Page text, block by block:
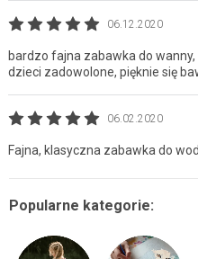
06.12.2020
bardzo fajna zabawka do
dzieci zadowolone, pięknie się
06.02.2020
Fajna, klasyczna zabawka do
Popularne kategorie: